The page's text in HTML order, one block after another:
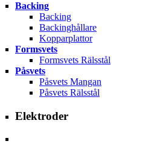
Backing
Backing
Backinghållare
Kopparplattor
Formsvets
Formsvets Rälsstål
Påsvets
Påsvets Mangan
Påsvets Rälsstål
Elektroder